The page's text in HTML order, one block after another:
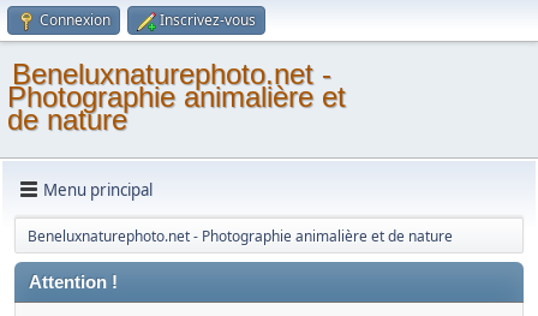
Connexion Inscrivez-vous
Beneluxnaturephoto.net -
Photographie animalière et
de nature
Menu principal
Beneluxnaturephoto.net - Photographie animalière et de nature
Attention !